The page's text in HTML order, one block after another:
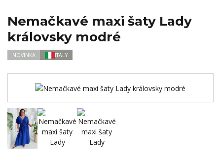
Nemačkavé maxi šaty Lady
královsky modré
NOVINKA ITALY